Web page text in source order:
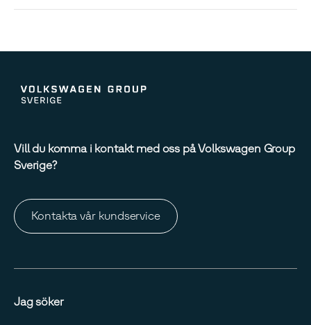
Vill du komma i kontakt med oss på Volkswagen Group
Sverige?
Kontakta vår kundservice
Jag söker